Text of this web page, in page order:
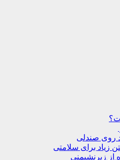
روی صندلی
زیاد برای سلامتی
از زیرنشیمنی